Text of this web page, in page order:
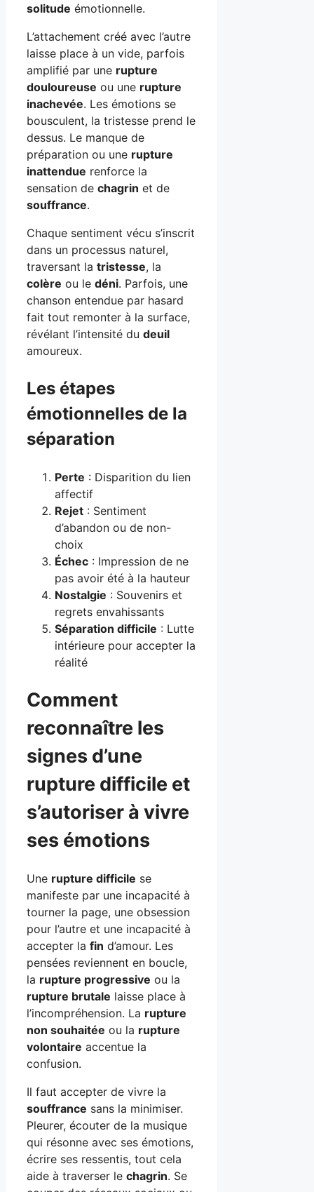
solitude émotionnelle.
L’attachement créé avec l’autre
laisse place à un vide, parfois
amplifié par une rupture
douloureuse ou une rupture
inachevée. Les émotions se
bousculent, la tristesse prend le
dessus. Le manque de
préparation ou une rupture
inattendue renforce la
sensation de chagrin et de
souffrance.
Chaque sentiment vécu s’inscrit
dans un processus naturel,
traversant la tristesse, la
colère ou le déni. Parfois, une
chanson entendue par hasard
fait tout remonter à la surface,
révélant l’intensité du deuil
amoureux.
Les étapes
émotionnelles de la
séparation
Perte : Disparition du lien
affectif
Rejet : Sentiment
d’abandon ou de non-
choix
Échec : Impression de ne
pas avoir été à la hauteur
Nostalgie : Souvenirs et
regrets envahissants
Séparation difficile : Lutte
intérieure pour accepter la
réalité
Comment
reconnaître les
signes d’une
rupture difficile et
s’autoriser à vivre
ses émotions
Une rupture difficile se
manifeste par une incapacité à
tourner la page, une obsession
pour l’autre et une incapacité à
accepter la fin d’amour. Les
pensées reviennent en boucle,
la rupture progressive ou la
rupture brutale laisse place à
l’incompréhension. La rupture
non souhaitée ou la rupture
volontaire accentue la
confusion.
Il faut accepter de vivre la
souffrance sans la minimiser.
Pleurer, écouter de la musique
qui résonne avec ses émotions,
écrire ses ressentis, tout cela
aide à traverser le chagrin. Se